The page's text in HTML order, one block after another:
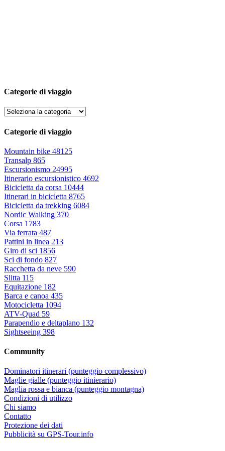
Categorie di viaggio
Categorie di viaggio
Mountain bike 48125
Transalp 865
Escursionismo 24995
Itinerario escursionistico 4692
Bicicletta da corsa 10444
Itinerari in bicicletta 8765
Bicicletta da trekking 6084
Nordic Walking 370
Corsa 1783
Via ferrata 487
Pattini in linea 213
Giro di sci 1856
Sci di fondo 827
Racchetta da neve 590
Slitta 115
Equitazione 182
Barca e canoa 435
Motocicletta 1094
ATV-Quad 59
Parapendio e deltaplano 132
Sightseeing 398
Community
Dominatori itinerari (punteggio complessivo)
Maglie gialle (punteggio itinierario)
Maglia rossa e bianca (punteggio montagna)
Condizioni di utilizzo
Chi siamo
Contatto
Protezione dei dati
Pubblicità su GPS-Tour.info